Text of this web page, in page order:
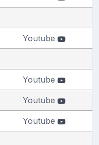
Youtube
Youtube
Youtube
Youtube